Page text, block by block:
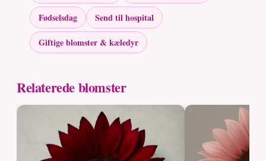
Fødselsdag
Send til hospital
Giftige blomster & kæledyr
Relaterede blomster